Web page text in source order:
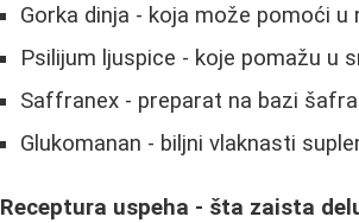
Gorka dinja - koja može pomoći u
Psilijum ljuspice - koje pomažu u
Saffranex - preparat na bazi
Glukomanan - biljni vlaknasti
Receptura uspeha - šta zaista